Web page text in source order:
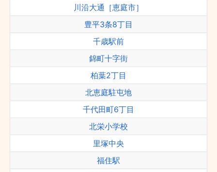
川沿大通［恵庭市］
豊平3条8丁目
千歳駅前
錦町十字街
柏葉2丁目
北恵庭駐屯地
千代田町6丁目
北栄小学校
里塚中央
福住駅